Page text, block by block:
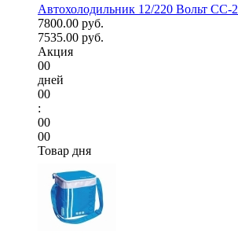
Автохолодильник 12/220 Вольт CC-
7800.00 руб.
7535.00 руб.
Акция
00
дней
00
:
00
00
Товар дня